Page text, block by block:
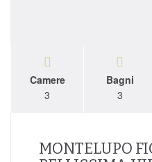
Camere
3
Bagni
3
MONTELUPO